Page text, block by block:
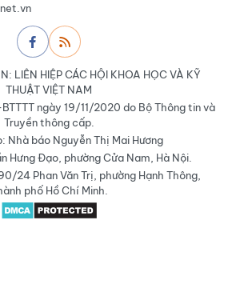
LIÊN HIỆP CÁC HỘI KHOA HỌC VÀ KỸ
THUẬT VIỆT NAM
ngày 19/11/2020 do Bộ Thông tin và
Truyền thông cấp.
Nhà báo Nguyễn Thị Mai Hương
Hưng Đạo, phường Cửa Nam, Hà Nội.
24 Phan Văn Trị, phường Hạnh Thông,
phố Hồ Chí Minh.